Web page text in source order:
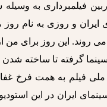
فیلمبرداری به وسیله
ایران و روزی به نام
روند. این روز برای من
گرفته تا ساخته
ملی فیلم به همت فرخ
ایران در این